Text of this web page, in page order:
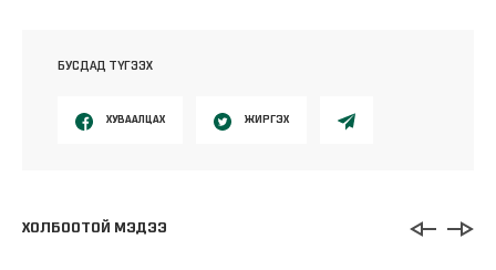
БУСДАД ТҮГЭЭХ
ХУВААЛЦАХ ЖИРГЭХ
ХОЛБООТОЙ МЭДЭЭ